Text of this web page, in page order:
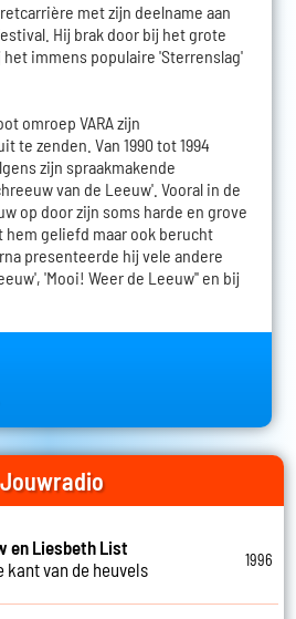
met zijn deelname aan
Hij brak door bij het grote
het immens populaire 'Sterrenslag'
omroep VARA zijn
te zenden. Van 1990 tot 1994
zijn spraakmakende
van de Leeuw'. Vooral in de
op door zijn soms harde en grove
hem geliefd maar ook berucht
presenteerde hij vele andere
'Mooi! Weer de Leeuw'' en bij
en Liesbeth List
kant van de heuvels
1996